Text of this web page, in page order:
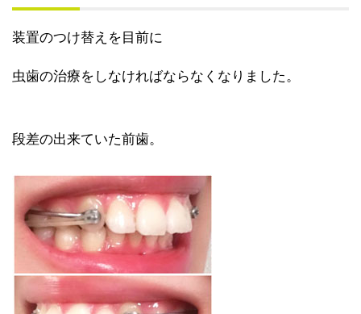
装置のつけ替えを目前に
虫歯の治療をしなければならなくなりました。
段差の出来ていた前歯。